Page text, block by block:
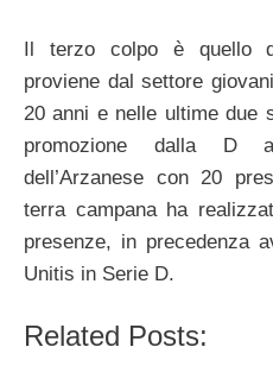
Il terzo colpo è quello
proviene dal settore
20 anni e nelle ultime due
promozione dalla D
dell’Arzanese con 20
terra campana ha
presenze, in precedenza
Unitis in Serie D.
Related Posts: